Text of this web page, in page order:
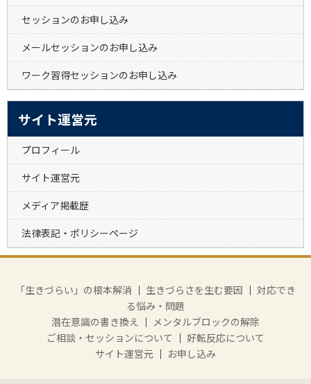
セッションのお申し込み
メールセッションのお申し込み
ワーク習得セッションのお申し込み
サイト運営元
プロフィール
サイト運営元
メディア掲載歴
法律表記・ポリシーページ
「生きづらい」の根本解消 ｜ 生きづらさを生む要因 ｜ 対応でき
る悩み・問題
潜在意識の書き換え
｜ メンタルブロックの解除
ご相談・セッションについて ｜ 好転反応について
サイト運営元 ｜ お申し込み